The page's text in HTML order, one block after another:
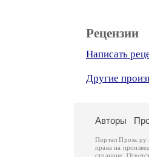
Рецензии
Написать
Другие
Авторы
Портал Проза.ру
права на
странице.